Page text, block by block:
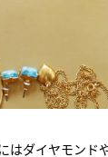
はダイヤモンド